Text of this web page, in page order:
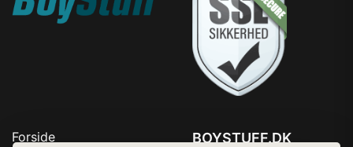
Forside
BOYSTUFF.DK